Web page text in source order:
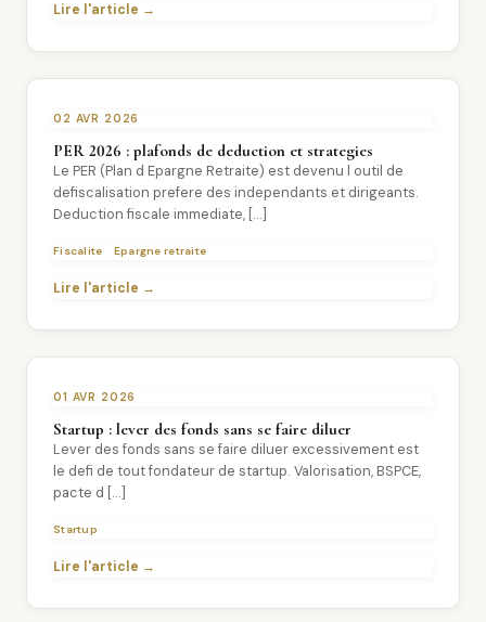
Lire l'article →
02 AVR 2026
PER 2026 : plafonds de deduction et strategies
Le PER (Plan d Epargne Retraite) est devenu l outil de
defiscalisation prefere des independants et dirigeants.
Deduction fiscale immediate, […]
Fiscalite Epargne retraite
Lire l'article →
01 AVR 2026
Startup : lever des fonds sans se faire diluer
Lever des fonds sans se faire diluer excessivement est
le defi de tout fondateur de startup. Valorisation, BSPCE,
pacte d […]
Startup
Lire l'article →